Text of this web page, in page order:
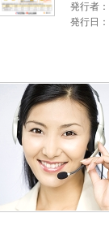
発行者
発行日